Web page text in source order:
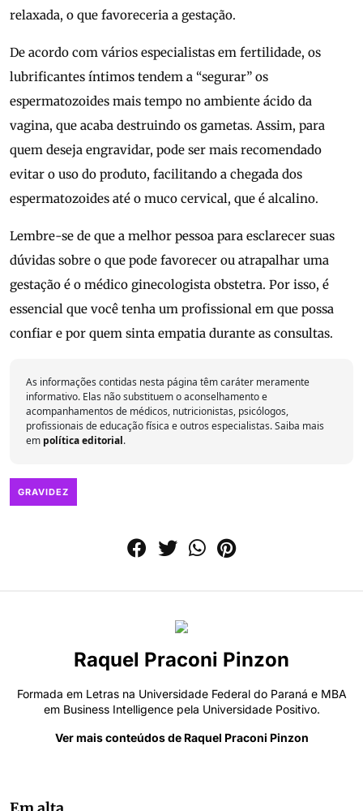
relaxada, o que favoreceria a gestação.
De acordo com vários especialistas em fertilidade, os
lubrificantes íntimos tendem a “segurar” os
espermatozoides mais tempo no ambiente ácido da
vagina, que acaba destruindo os gametas. Assim, para
quem deseja engravidar, pode ser mais recomendado
evitar o uso do produto, facilitando a chegada dos
espermatozoides até o muco cervical, que é alcalino.
Lembre-se de que a melhor pessoa para esclarecer suas
dúvidas sobre o que pode favorecer ou atrapalhar uma
gestação é o médico ginecologista obstetra. Por isso, é
essencial que você tenha um profissional em que possa
confiar e por quem sinta empatia durante as consultas.
As informações contidas nesta página têm caráter meramente
informativo. Elas não substituem o aconselhamento e
acompanhamentos de médicos, nutricionistas, psicólogos,
profissionais de educação física e outros especialistas. Saiba mais
em política editorial.
GRAVIDEZ
Raquel Praconi Pinzon
Formada em Letras na Universidade Federal do Paraná e MBA
em Business Intelligence pela Universidade Positivo.
Ver mais conteúdos de Raquel Praconi Pinzon